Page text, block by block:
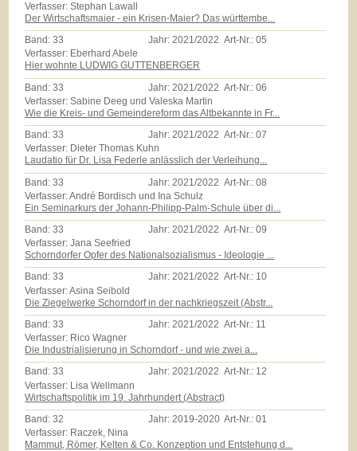
Verfasser: Stephan Lawall
Der Wirtschaftsmaier - ein Krisen-Maier? Das württembe...
Band:33 Jahr:2021/2022 Art-Nr.:05
Verfasser: Eberhard Abele
Hier wohnte LUDWIG GUTTENBERGER
Band:33 Jahr: 2021/2022 Art-Nr.:06
Verfasser: Sabine Deeg und Valeska Martin
Wie die Kreis- und Gemeindereform das Altbekannte in Fr...
Band:33 Jahr:2021/2022 Art-Nr.:07
Verfasser: Dieter Thomas Kuhn
Laudatio für Dr. Lisa Federle anlässlich der Verleihung...
Band:33 Jahr: 2021/2022 Art-Nr.:08
Verfasser: André Bordisch und Ina Schulz
Ein Seminarkurs der Johann-Philipp-Palm-Schule über di...
Band:33 Jahr:2021/2022 Art-Nr.:09
Verfasser: Jana Seefried
Schorndorfer Opfer des Nationalsozialismus - Ideologie ...
Band:33 Jahr:2021/2022 Art-Nr.: 10
Verfasser: Asina Seibold
Die Ziegelwerke Schorndorf in der nachkriegszeit (Abstr...
Band:33 Jahr:2021/2022 Art-Nr.: 11
Verfasser: Rico Wagner
Die Industrialisierung in Schorndorf - und wie zwei a...
Band:33 Jahr:2021/2022 Art-Nr.: 12
Verfasser: Lisa Wellmann
Wirtschaftspolitik im 19. Jahrhundert (Abstract)
Band:32 Jahr: 2019-2020 Art-Nr.:01
Verfasser: Raczek, Nina
Mammut, Römer, Kelten & Co. Konzeption und Entstehung d...